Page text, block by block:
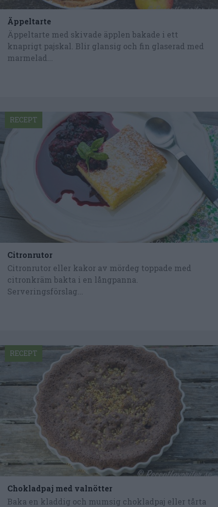
Äppeltarte
Äppeltarte med skivade äpplen bakade i ett
knaprigt pajskal. Blir glansig och fin glaserad med
marmelad...
Citronrutor
Citronrutor eller kakor av mördeg toppade med
citronkräm bakta i en långpanna.
Serveringsförslag...
RECEPT
Chokladpaj med valnötter
Baka en kladdig och mumsig chokladpaj eller tårta
RECEPT